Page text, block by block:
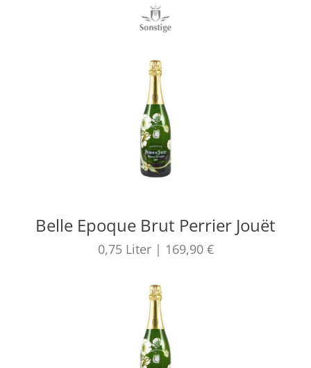
Belle Epoque Brut Perrier Jouët
0,75 Liter | 169,90 €